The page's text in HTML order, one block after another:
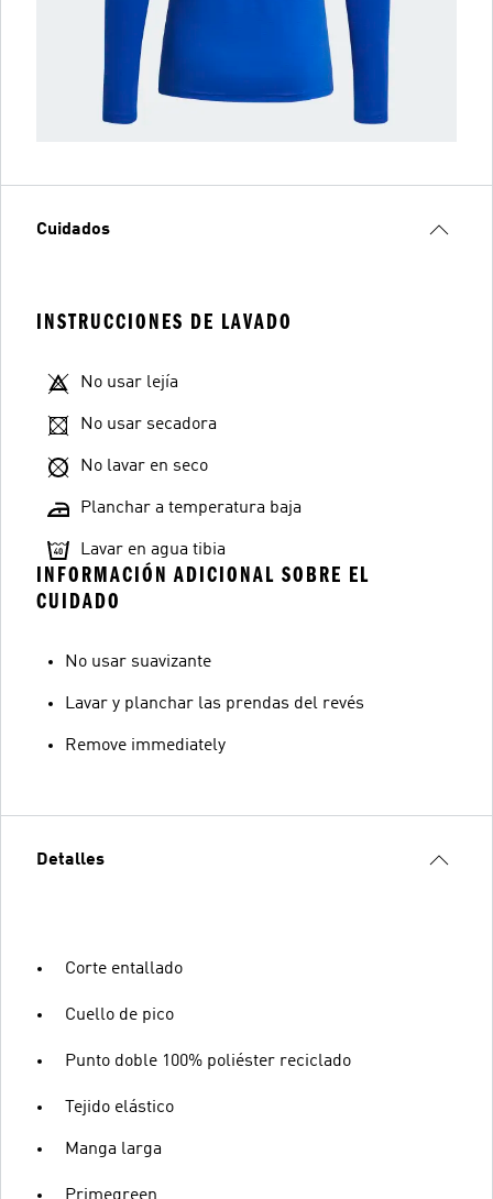
Cuidados
INSTRUCCIONES DE LAVADO
No usar lejía
No usar secadora
No lavar en seco
Planchar a temperatura baja
Lavar en agua tibia
INFORMACIÓN ADICIONAL SOBRE EL
CUIDADO
No usar suavizante
Lavar y planchar las prendas del revés
Remove immediately
Detalles
Corte entallado
Cuello de pico
Punto doble 100% poliéster reciclado
Tejido elástico
Manga larga